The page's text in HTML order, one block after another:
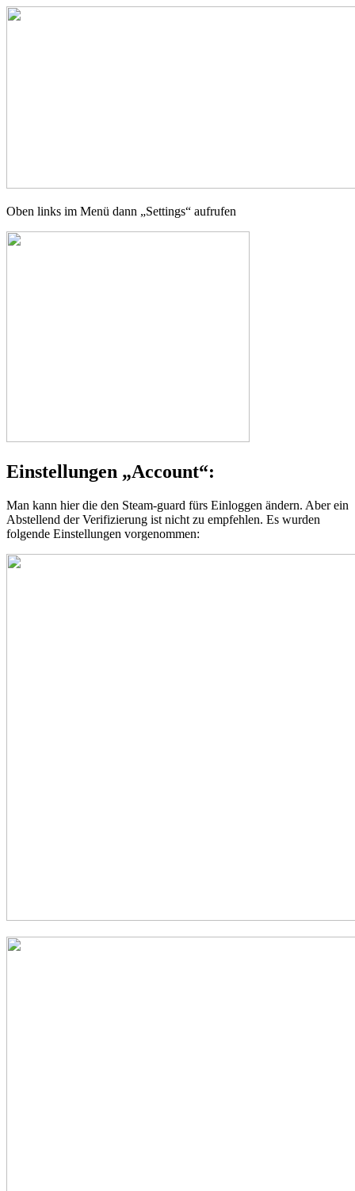
Oben links im Menü dann „Settings“ aufrufen
Einstellungen „Account“:
Man kann hier die den Steam-guard fürs Einloggen ändern. Aber ein
Abstellend der Verifizierung ist nicht zu empfehlen. Es wurden
folgende Einstellungen vorgenommen: